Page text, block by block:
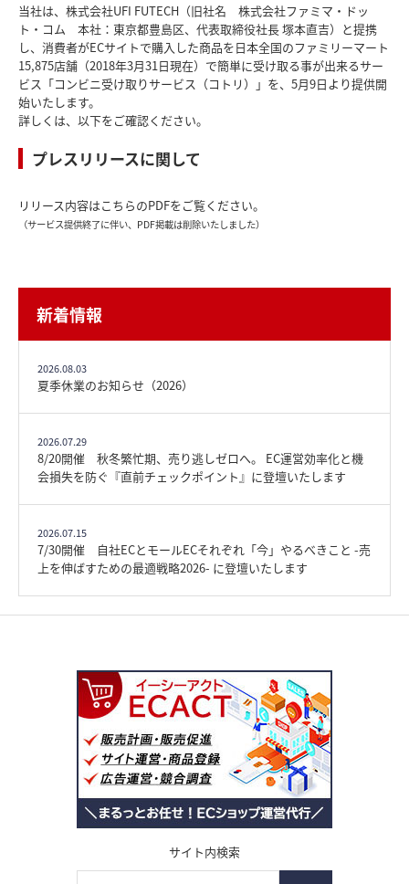
当社は、株式会社UFI FUTECH（旧社名 株式会社ファミマ・ドッ
ト・コム 本社：東京都豊島区、代表取締役社長 塚本直吉）と提携
し、消費者がECサイトで購入した商品を日本全国のファミリーマート
15,875店舗（2018年3月31日現在）で簡単に受け取る事が出来るサー
ビス「コンビニ受け取りサービス（コトリ）」を、5月9日より提供開
始いたします。
詳しくは、以下をご確認ください。
プレスリリースに関して
リリース内容はこちらのPDFをご覧ください。
（サービス提供終了に伴い、PDF掲載は削除いたしました）
新着情報
2026.08.03
夏季休業のお知らせ（2026）
2026.07.29
8/20開催 秋冬繁忙期、売り逃しゼロへ。 EC運営効率化と機
会損失を防ぐ『直前チェックポイント』に登壇いたします
2026.07.15
7/30開催 自社ECとモールECそれぞれ「今」やるべきこと -売
上を伸ばすための最適戦略2026- に登壇いたします
サイト内検索